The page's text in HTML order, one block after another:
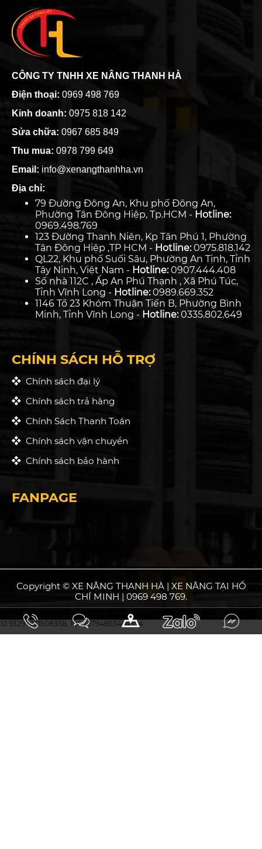
CÔNG TY TNHH XE NÂNG THANH HÀ
Điện thoại: 0969 498 769
Kinh doanh: 0975 818 142
Sửa chữa: 0967 685 849
Thu mua: 0978 799 649
Email: info@xenangthanhha.vn
Địa chỉ:
79 Đường Đông An, Khu phố Đông An,
Phường Tân Đông Hiệp, Tp.HCM - Hotline:
0969.498.769
123 Đường Thanh Niên, Kp Tân Phú 1, Phường
Tân Đông Hiệp ,TP HCM - Hotline:0975.818.142
QL22, Khu phố Suối Sâu, Phường An Tịnh, Tỉnh
Tây Ninh, Việt Nam - Hotline:0907.444.408
Số nhà 112C , Ấp An Phú Thạnh , Xã Phú Túc,
Tỉnh Vĩnh Long - Hotline:0989.669.352
1146 Tổ 23 Khóm Thuận Tiến B, Phường Bình
Minh, Tỉnh Vĩnh Long - Hotline:0335.802.649
CHÍNH SÁCH HỖ TRỢ
Chính sách đại lý
Chính sách trả hàng
Chính Sách Thanh Toán
Chính sách vận chuyển
Chính sách bảo hành
FANPAGE
Copyright © XE NÂNG THANH HÀ | XE NÂNG TẠI HỒ
CHÍ MINH | 0969 498 769.
10.93297031508358, 106.75794853464394